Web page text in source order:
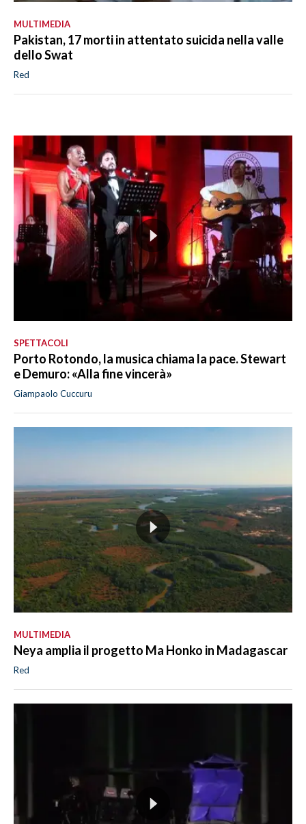
MULTIMEDIA
Pakistan, 17 morti in attentato suicida nella valle
dello Swat
Red
SPETTACOLI
Porto Rotondo, la musica chiama la pace. Stewart
e Demuro: «Alla fine vincerà»
Giampaolo Cuccuru
MULTIMEDIA
Neya amplia il progetto Ma Honko in Madagascar
Red